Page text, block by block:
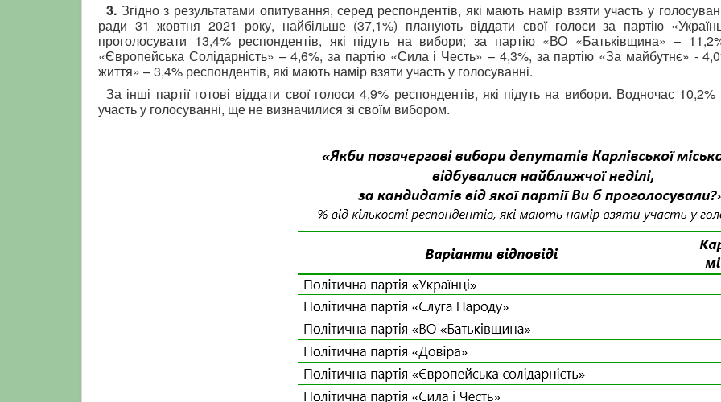
3. Згідно з результатами опитування, серед респондентів, які мають намір взяти участь у
ради 31 жовтня 2021 року, найбільше (37,1%) планують віддати свої голоси за партію
проголосувати 13,4% респондентів, які підуть на вибори; за партію «ВО «Батьківщина» –
«Європейська Солідарність» – 4,6%, за партію «Сила і Честь» – 4,3%, за партію «За майбутнє» -
життя» – 3,4% респондентів, які мають намір взяти участь у голосуванні.
За інші партії готові віддати свої голоси 4,9% респондентів, які підуть на вибори. Водночас
участь у голосуванні, ще не визначилися зі своїм вибором.